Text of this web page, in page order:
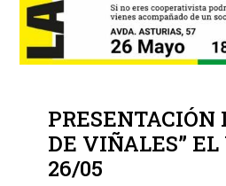
PRESENTACIÓN
DE VIÑALES”
26/05